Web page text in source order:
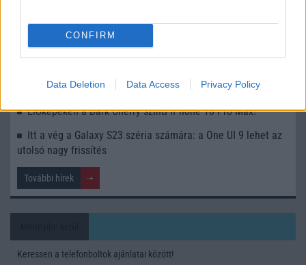
CONFIRM
Data Deletion Data Access Privacy Policy
mobilhasználatot – sokan mégsem tudnak róla
Nem biztos, hogy érdemes kivárni az iPhone 18 Prot
kamerás funkcióját
Élőképeken a Dark Cherry színű iPhone 18 Pro Max!
Itt a vég a Galaxy S23 széria számára: a One UI 9 lehet az
utolsó nagy frissítés
További hírek
Keressen a telefonboltok ajánlatai között!